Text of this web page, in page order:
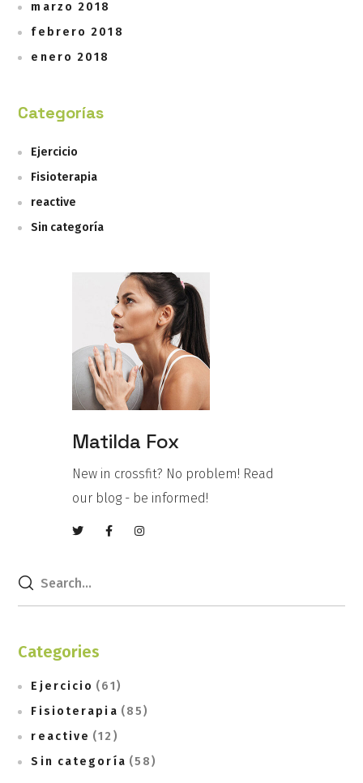
marzo 2018
febrero 2018
enero 2018
Categorías
Ejercicio
Fisioterapia
reactive
Sin categoría
Matilda Fox
New in crossfit? No problem! Read
our blog - be informed!
Categories
Ejercicio (61)
Fisioterapia (85)
reactive (12)
Sin categoría (58)